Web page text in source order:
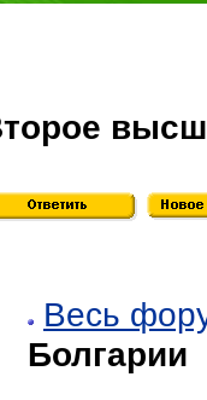
Весь
Болгарии